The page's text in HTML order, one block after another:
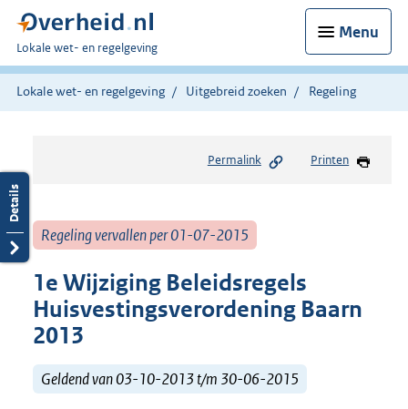
Menu
U
bent
hier:
Lokale wet- en regelgeving
Lokale wet- en regelgeving Uitgebreid zoeken Regeling
Permalink Printen
Regeling vervallen per 01-07-2015
1e Wijziging Beleidsregels
Huisvestingsverordening Baarn
2013
Geldend van 03-10-2013 t/m 30-06-2015